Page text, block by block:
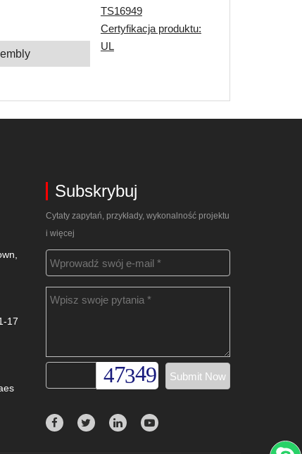
TS16949
Certyfikacja produktu:
UL
17
Subskrybuj
Cytaty zapytań, przykłady, wykonalność projektu
i więcej